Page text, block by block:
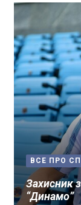
ВСЕ ПРО
Захисник
“Динамо”